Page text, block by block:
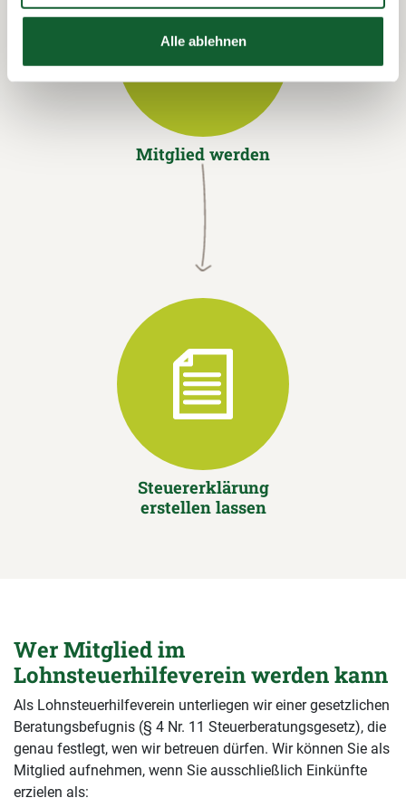
Alle ablehnen
Mitglied werden
Steuererklärung
erstellen lassen
Wer Mitglied im
Lohnsteuerhilfeverein werden kann
Als Lohnsteuerhilfeverein unterliegen wir einer gesetzlichen
Beratungsbefugnis (§ 4 Nr. 11 Steuerberatungsgesetz), die
genau festlegt, wen wir betreuen dürfen. Wir können Sie als
Mitglied aufnehmen, wenn Sie ausschließlich Einkünfte
erzielen als: